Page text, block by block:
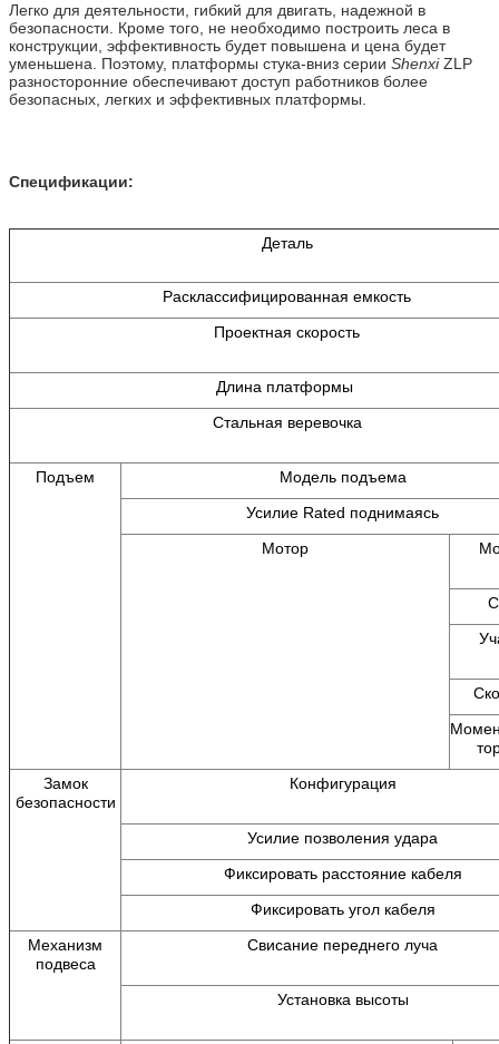
Легко для деятельности, гибкий для двигать, надежной в
безопасности. Кроме того, не необходимо построить леса в
конструкции, эффективность будет повышена и цена будет
уменьшена. Поэтому, платформы стука-вниз серии ShenxiZLP
разносторонние обеспечивают доступ работников более
безопасных, легких и эффективных платформы.
Спецификации:
Деталь
Расклассифицированная емкость
Проектная скорость
Длина платформы
Стальная веревочка
Подъем
Модель подъема
Усилие Rated поднимаясь
Мотор
Замок
безопасности
Конфигурация
Усилие позволения удара
Фиксировать расстояние кабеля
Фиксировать угол кабеля
Механизм
подвеса
Свисание переднего луча
Установка высоты